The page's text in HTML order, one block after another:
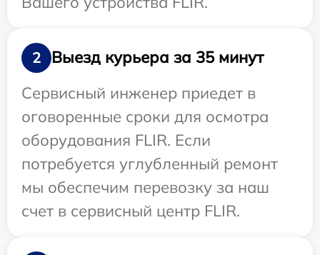
2
Выезд курьера за 35 минут
Сервисный инженер приедет в
оговоренные сроки для осмотра
оборудования FLIR. Если
потребуется углубленный ремонт
мы обеспечим перевозку за наш
счет в сервисный центр FLIR.